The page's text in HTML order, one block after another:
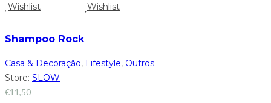
Wishlist
Wishlist
Shampoo Rock
Casa & Decoração, Lifestyle, Outros
Store: SLOW
€11,50